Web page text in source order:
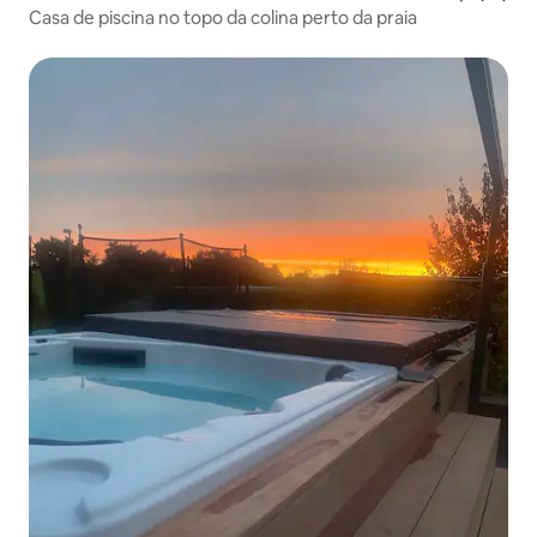
Casa de piscina no topo da colina perto da praia